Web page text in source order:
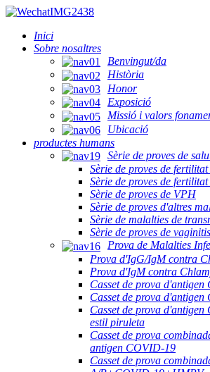
Inici
Sobre nosaltres
Benvingut/da
Història
Honor
Exposició
Missió i valors
Ubicació
productes humans
Sèrie de proves de
Sèrie de proves de
Sèrie de proves de
Sèrie de proves de VPH
Sèrie de proves d'altres
Sèrie de malalties de
Sèrie de proves de vaginitis
Prova de Malalties
Prova d'IgG/IgM contra
Prova d'IgM contra
Casset de prova
Casset de prova
Casset de prova
estil piruleta
Casset de prova
antigen COVID-19
Casset de prova